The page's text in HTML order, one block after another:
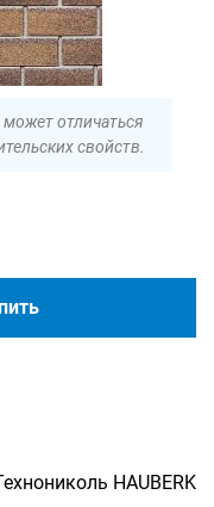
отличаться
свойств.
HAUBERK